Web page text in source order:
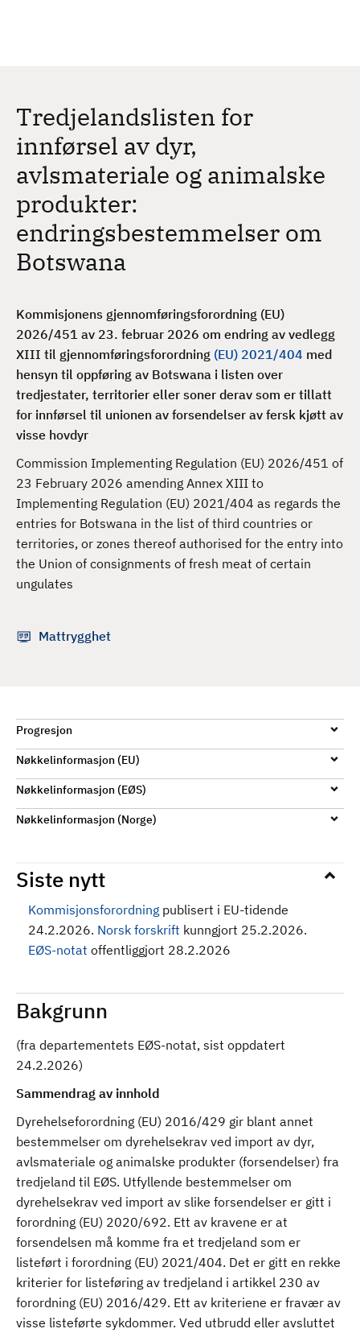
Tredjelandslisten for
innførsel av dyr,
avlsmateriale og animalske
produkter:
endringsbestemmelser om
Botswana
Kommisjonens gjennomføringsforordning (EU)
2026/451 av 23. februar 2026 om endring av vedlegg
XIII til gjennomføringsforordning (EU) 2021/404 med
hensyn til oppføring av Botswana i listen over
tredjestater, territorier eller soner derav som er tillatt
for innførsel til unionen av forsendelser av fersk kjøtt av
visse hovdyr
Commission Implementing Regulation (EU) 2026/451 of
23 February 2026 amending Annex XIII to
Implementing Regulation (EU) 2021/404 as regards the
entries for Botswana in the list of third countries or
territories, or zones thereof authorised for the entry into
the Union of consignments of fresh meat of certain
ungulates
Mattrygghet
Progresjon
Nøkkelinformasjon (EU)
Nøkkelinformasjon (EØS)
Nøkkelinformasjon (Norge)
Siste nytt
Kommisjonsforordning publisert i EU-tidende
24.2.2026. Norsk forskrift kunngjort 25.2.2026.
EØS-notat offentliggjort 28.2.2026
Bakgrunn
(fra departementets EØS-notat, sist oppdatert
24.2.2026)
Sammendrag av innhold
Dyrehelseforordning (EU) 2016/429 gir blant annet
bestemmelser om dyrehelsekrav ved import av dyr,
avlsmateriale og animalske produkter (forsendelser) fra
tredjeland til EØS. Utfyllende bestemmelser om
dyrehelsekrav ved import av slike forsendelser er gitt i
forordning (EU) 2020/692. Ett av kravene er at
forsendelsen må komme fra et tredjeland som er
listeført i forordning (EU) 2021/404. Det er gitt en rekke
kriterier for listeføring av tredjeland i artikkel 230 av
forordning (EU) 2016/429. Ett av kriteriene er fravær av
visse listeførte sykdommer. Ved utbrudd eller avsluttet